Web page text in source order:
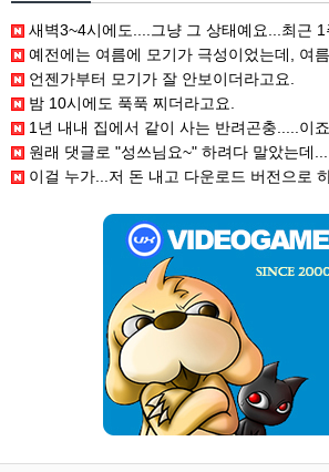
새벽3~4시에도....그냥 그 상태예요...최근 1
예전에는 여름에 모기가 극성이었는데, 여름에는 안나오는
언젠가부터 모기가 잘 안보이더라고요.
밤 10시에도 푹푹 찌더라고요.
1년 내내 집에서 같이 사는 반려곤충.....이죠
원래 댓글로 "성쓰님요~" 하려다 말았는데... 본
이걸 누가...저 돈 내고 다운로드 버전으로 하냐... 성쓰